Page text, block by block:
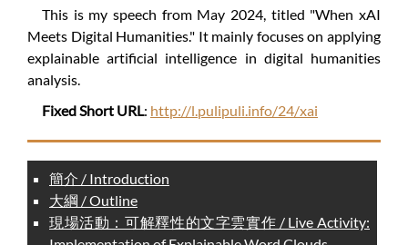
This is my speech from May 2024, titled "When xAI
Meets Digital Humanities." It mainly focuses on applying
explainable artificial intelligence in digital humanities
analysis.
Fixed Short URL: http://l.pulipuli.info/24/xai
簡介 / Introduction
大綱 / Outline
現場活動：可解釋性的文字雲實作 / Live Activity: